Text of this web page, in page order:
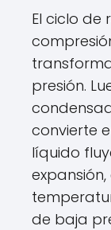
El ciclo de
presión.
convierte
líquido
de baja